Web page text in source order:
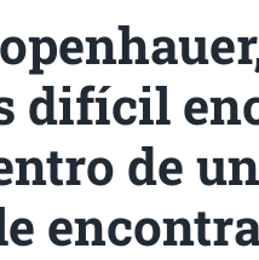
difícil
de